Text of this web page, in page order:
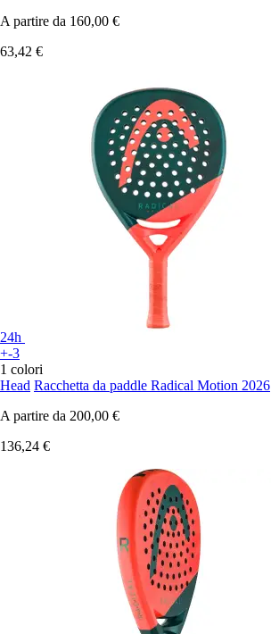
A partire da 160,00 €
63,42 €
24h
+-3
1 colori
Head Racchetta da paddle Radical Motion 2026
A partire da 200,00 €
136,24 €